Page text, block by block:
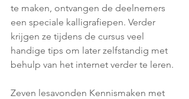
te maken, ontvangen de deelnemers
een speciale kalligrafiepen. Verder
krijgen ze tijdens de cursus veel
handige tips om later zelfstandig met
behulp van het internet verder te leren.
Zeven lesavonden Kennismaken met